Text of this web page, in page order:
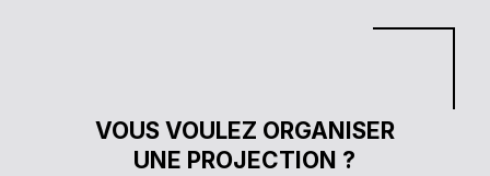
VOUS VOULEZ ORGANISER
UNE PROJECTION ?